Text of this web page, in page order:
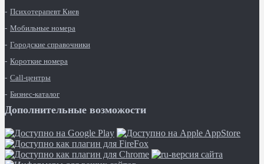
Психотерапевт Киев
Мобильные номера
Городские справочники
Короткие номера
Call-центры
Бизнес-каталог
Дополнительные возможости